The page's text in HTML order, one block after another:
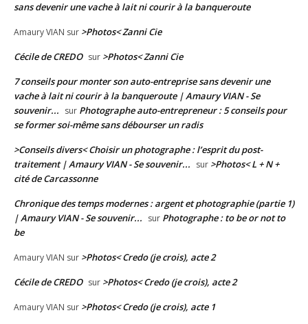
sans devenir une vache à lait ni courir à la banqueroute
Amaury VIAN sur >Photos< Zanni Cie
Cécile de CREDO sur >Photos< Zanni Cie
7 conseils pour monter son auto-entreprise sans devenir une
vache à lait ni courir à la banqueroute | Amaury VIAN - Se
souvenir... sur Photographe auto-entrepreneur : 5 conseils pour
se former soi-même sans débourser un radis
>Conseils divers< Choisir un photographe : l’esprit du post-
traitement | Amaury VIAN - Se souvenir... sur >Photos< L + N +
cité de Carcassonne
Chronique des temps modernes : argent et photographie (partie 1)
| Amaury VIAN - Se souvenir... sur Photographe : to be or not to
be
Amaury VIAN sur >Photos< Credo (je crois), acte 2
Cécile de CREDO sur >Photos< Credo (je crois), acte 2
Amaury VIAN sur >Photos< Credo (je crois), acte 1